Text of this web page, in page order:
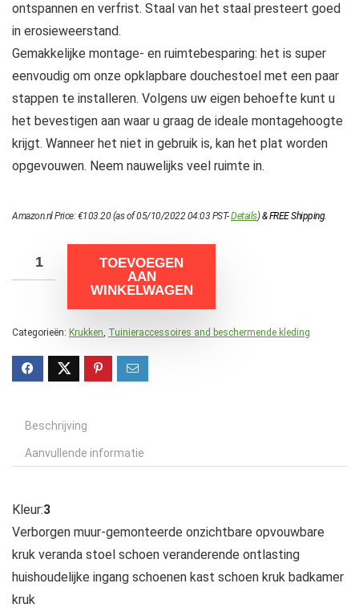
ontspannen en verfrist. Staal van het staal presteert goed
in erosieweerstand.
Gemakkelijke montage- en ruimtebesparing: het is super
eenvoudig om onze opklapbare douchestoel met een paar
stappen te installeren. Volgens uw eigen behoefte kunt u
het bevestigen aan waar u graag de ideale montagehoogte
krijgt. Wanneer het niet in gebruik is, kan het plat worden
opgevouwen. Neem nauwelijks veel ruimte in.
Amazon.nl Price:€103.20(as of 05/10/2022 04:03 PST-Details)&FREE Shipping.
TOEVOEGEN
AAN
WINKELWAGEN
Categorieën: Krukken, Tuinieraccessoires and beschermende kleding
Beschrijving
Aanvullende informatie
Kleur:3
Verborgen muur-gemonteerde onzichtbare opvouwbare
kruk veranda stoel schoen veranderende ontlasting
huishoudelijke ingang schoenen kast schoen kruk badkamer
kruk